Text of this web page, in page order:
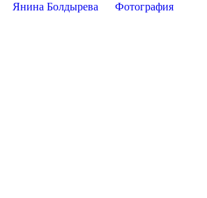
Янина Болдырева
Фотография